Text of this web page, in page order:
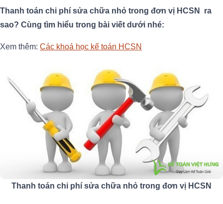
Thanh toán chi phí sửa chữa nhỏ trong đơn vị HCSN ra
sao? Cùng tìm hiểu trong bài viết dưới nhé:
Xem thêm: Các khoá học kế toán HCSN
Thanh toán chi phí sửa chữa nhỏ trong đơn vị HCSN